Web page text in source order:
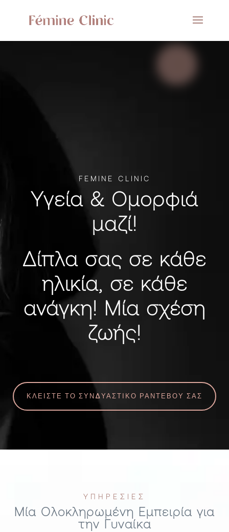
FEMINE CLINIC
Υγεία & Ομορφιά
μαζί!
Δίπλα σας σε κάθε
ηλικία, σε κάθε
ανάγκη! Μία σχέση
ζωής!
ΚΛΕΙΣΤΕ ΤΟ ΣΥΝΔΥΑΣΤΙΚΟ ΡΑΝΤΕΒΟΥ ΣΑΣ
ΥΠΗΡΕΣΙΕΣ
Μία Ολοκληρωμένη Εμπειρία για
την Γυναίκα